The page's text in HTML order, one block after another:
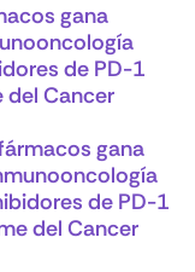
gana
de PD-1
del Cancer
gana
de PD-1
del Cancer